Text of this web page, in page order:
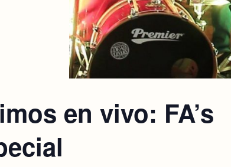
en vivo: FA’s